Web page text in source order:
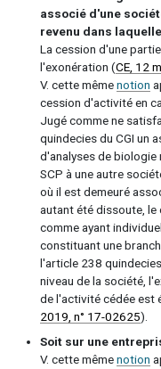
associé d'une
revenu dans
La cession d'une
l'exonération (CE, 12
V. cette mêmenotion
cession d'activité en
Jugé comme ne
quindecies du CGI un
d'analyses de
SCP à une autre
où il est demeuré
autant été dissoute,
comme ayant
constituant une
l'article 238
niveau de la société,
de l'activité cédée est
2019, n° 17-02625).
Soit sur une
V. cette mêmenotion